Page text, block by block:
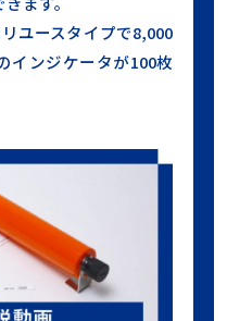
ユースタイプで8,000
インジケータが100枚